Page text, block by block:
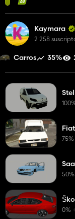
Kaymara
2 258
Carros 35%
75%
50%
0%